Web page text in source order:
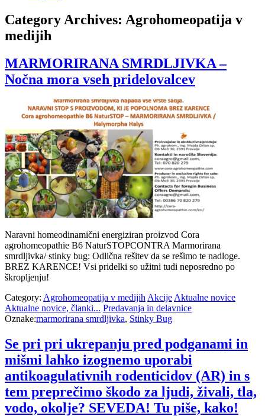
Category Archives: Agrohomeopatija v
medijih
MARMORIRANA SMRDLJIVKA –
Nočna mora vseh pridelovalcev
Naravni homeodinamični energiziran proizvod Cora
agrohomeopathie B6 NaturSTOPCONTRA Marmorirana
smrdljivka/ stinky bug: Odlična rešitev da se rešimo te nadloge.
BREZ KARENCE! Vsi pridelki so užitni tudi neposredno po
škropljenju!
Category: Agrohomeopatija v medijih Akcije Aktualne novice
Aktualne novice, članki... Predavanja in delavnice
Oznake:marmorirana smrdljivka, Stinky Bug
Se pri pri ukrepanju pred podganami in
mišmi lahko izognemo uporabi
antikoagulativnih rodenticidov (AR) in s
tem preprečimo škodo za ljudi, živali, tla,
vodo, okolje? SEVEDA! Tu piše, kako!